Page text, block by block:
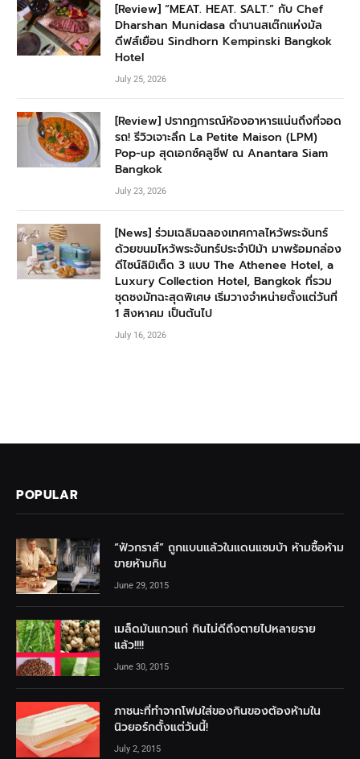
[Review] “MEAT. HEAT. SALT.” กับ Chef
Dharshan Munidasa ตำนานสเต๊กแห่งมัล
ดีฟส์เยือน Sindhorn Kempinski Bangkok
Hotel
July 25, 2026
[Review] ปรากฏการณ์ห้องอาหารแน่นถึงที่จอด
รถ! รีวิวเจาะลึก La Petite Maison (LPM)
Pop-up สุดเอกซ์คลูซีฟ ณ Anantara Siam
Bangkok
July 23, 2026
[News] ร่วมเฉลิมฉลองเทศกาลไหว้พระจันทร์
ด้วยขนมไหว้พระจันทร์ประจำปีม้า มาพร้อมกล่อง
ดีไซน์ลิมิเต็ด 3 แบบ The Athenee Hotel, a
Luxury Collection Hotel, Bangkok ที่รวม
ชุดชงมัทฉะสุดพิเศษ เริ่มวางจำหน่ายตั้งแต่วันที่
1 สิงหาคม เป็นต้นไป
July 16, 2026
POPULAR
“ฟัวกราส์” ถูกแบนแล้วในแดนแซมบ้า ห้ามซื้อห้าม
ขายห้ามกิน
June 29, 2015
เมล็ดมันแกวแก่ กินไม่ดีถึงตายไปหลายราย
แล้ว!!!!
June 30, 2015
ภาชนะที่ทำจากโฟมใส่ของกินของต้องห้ามใน
นิวยอร์กตั้งแต่วันนี้!
July 2, 2015